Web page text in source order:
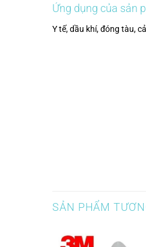
Ứng dụng của sản
Y tế, dầu khí, đóng tàu,
SẢN PHẨM